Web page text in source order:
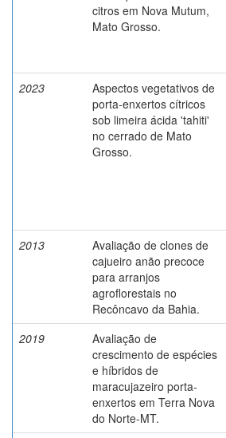
citros em Nova Mutum,
Mato Grosso.
2023
Aspectos vegetativos de
porta-enxertos cítricos
sob limeira ácida 'tahiti'
no cerrado de Mato
Grosso.
2013
Avaliação de clones de
cajueiro anão precoce
para arranjos
agroflorestais no
Recôncavo da Bahia.
2019
Avaliação de
crescimento de espécies
e híbridos de
maracujazeiro porta-
enxertos em Terra Nova
do Norte-MT.